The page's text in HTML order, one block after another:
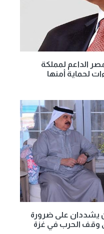
الداعم لمملكة
لحماية أمنها
يشددان على ضرورة
وقف الحرب في غزة